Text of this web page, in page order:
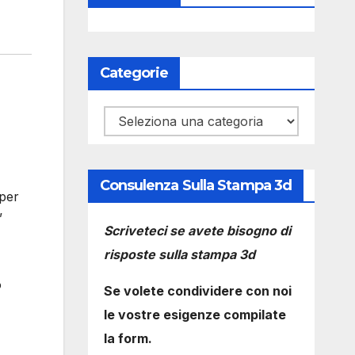
Categorie
Categorie
Consulenza Sulla Stampa 3d
Scriveteci se avete bisogno di
risposte sulla stampa 3d
Se volete condividere con noi
le vostre esigenze compilate
la form.